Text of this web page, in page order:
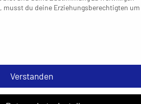
musst du deine Erziehungsberechtigten um
Nutzungsbedingungen
Verstanden